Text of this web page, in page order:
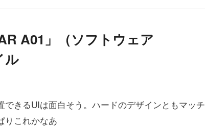
A01」（ソフトウェア
ル
きるUIは面白そう。ハードのデザインともマッチ
りこれかなあ